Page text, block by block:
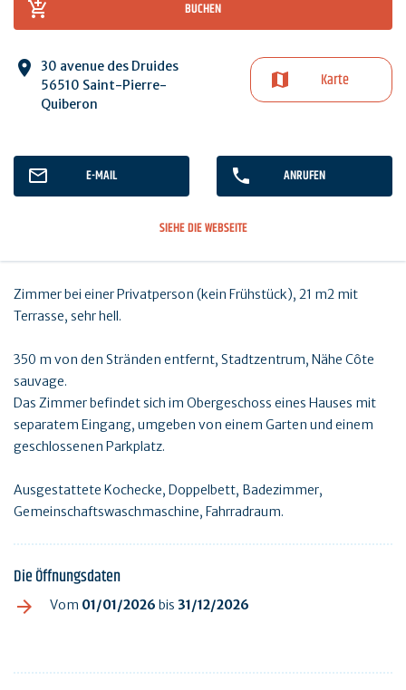
BUCHEN
30 avenue des Druides
56510 Saint-Pierre-
Quiberon
Karte
E-MAIL ANRUFEN
SIEHE DIE WEBSEITE
Zimmer bei einer Privatperson (kein Frühstück), 21 m2 mit
Terrasse, sehr hell.
350 m von den Stränden entfernt, Stadtzentrum, Nähe Côte
sauvage.
Das Zimmer befindet sich im Obergeschoss eines Hauses mit
separatem Eingang, umgeben von einem Garten und einem
geschlossenen Parkplatz.
Ausgestattete Kochecke, Doppelbett, Badezimmer,
Gemeinschaftswaschmaschine, Fahrradraum.
Die Öffnungsdaten
Vom 01/01/2026 bis 31/12/2026